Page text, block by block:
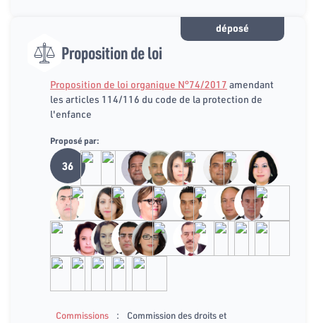
déposé
Proposition de loi
Proposition de loi organique N°74/2017 amendant
les articles 114/116 du code de la protection de
l'enfance
Proposé par:
36
Commissions :
Commission des droits et